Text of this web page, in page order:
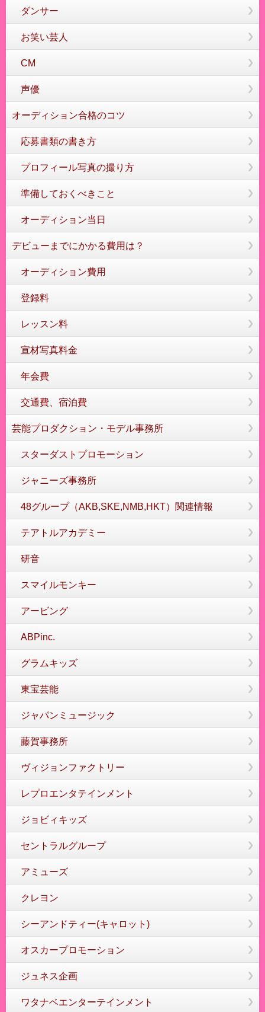
ダンサー
お笑い芸人
CM
声優
オーディション合格のコツ
応募書類の書き方
プロフィール写真の撮り方
準備しておくべきこと
オーディション当日
デビューまでにかかる費用は？
オーディション費用
登録料
レッスン料
宣材写真料金
年会費
交通費、宿泊費
芸能プロダクション・モデル事務所
スターダストプロモーション
ジャニーズ事務所
48グループ（AKB,SKE,NMB,HKT）関連情報
テアトルアカデミー
研音
スマイルモンキー
アービング
ABPinc.
グラムキッズ
東宝芸能
ジャパンミュージック
藤賀事務所
ヴィジョンファクトリー
レプロエンタテインメント
ジョビィキッズ
セントラルグループ
アミューズ
クレヨン
シーアンドティー(キャロット)
オスカープロモーション
ジュネス企画
ワタナベエンターテインメント